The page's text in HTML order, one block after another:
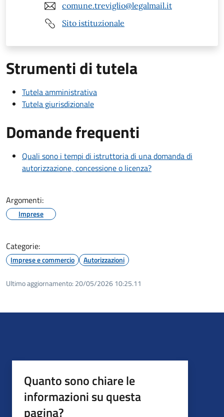
comune.treviglio@legalmail.it
Sito istituzionale
Strumenti di tutela
Tutela amministrativa
Tutela giurisdizionale
Domande frequenti
Quali sono i tempi di istruttoria di una domanda di
autorizzazione, concessione o licenza?
Argomenti:
Imprese
Categorie:
Imprese e commercio Autorizzazioni
Ultimo aggiornamento: 20/05/2026 10:25.11
Quanto sono chiare le
informazioni su questa
pagina?